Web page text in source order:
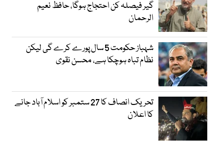
گیر فیصلہ کن احتجاج ہوگا، حافظ نعیم
الرحمان
شہباز حکومت 5 سال پورے کرے گی لیکن
نظام تباہ ہوچکا ہے، محسن نقوی
تحریک انصاف کا 27 ستمبر کو اسلام آباد جانے
کا اعلان